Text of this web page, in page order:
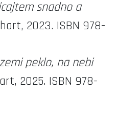
snadno a
2023. ISBN 978-
peklo, na nebi
2025. ISBN 978-